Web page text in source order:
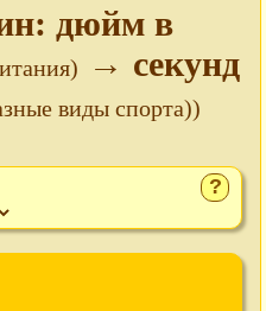
дюйм в
→ секунд
виды спорта))
?